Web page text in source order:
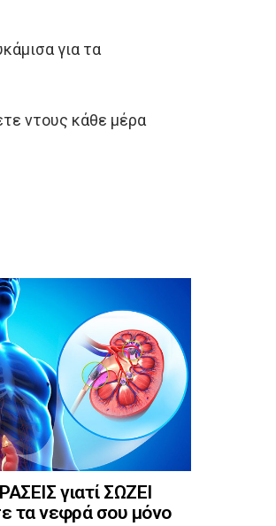
για τα
ντους κάθε μέρα
γιατί ΣΩΖΕΙ
τα νεφρά σου μόνο